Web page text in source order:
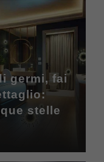
germi, fai
stelle